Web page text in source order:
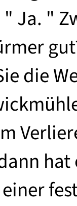
Ja. "
die